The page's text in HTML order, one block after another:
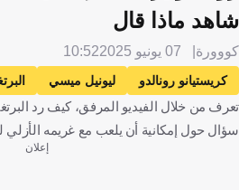
شاهد ماذا قال
كووورة 07 يونيو 2025 10:52
كريستيانو رونالدو ليونيل ميسي
تعرف من خلال الفيديو المرفق، كيف رد
سؤال حول إمكانية أن يلعب مع غريمه الأزلي
إعلان